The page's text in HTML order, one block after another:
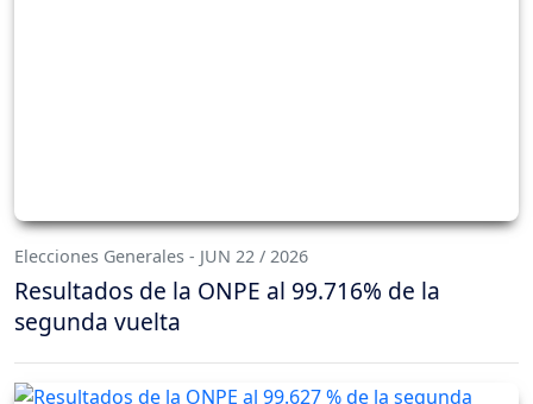
Elecciones Generales - JUN 22 / 2026
Resultados de la ONPE al 99.716% de la
segunda vuelta